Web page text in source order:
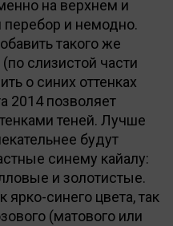
на верхнем и
перебор и немодно.
такого же
слизистой части
о синих оттенках
2014 позволяет
теней. Лучше
будут
синему кайалу:
и золотистые.
синего цвета, так
(матового или